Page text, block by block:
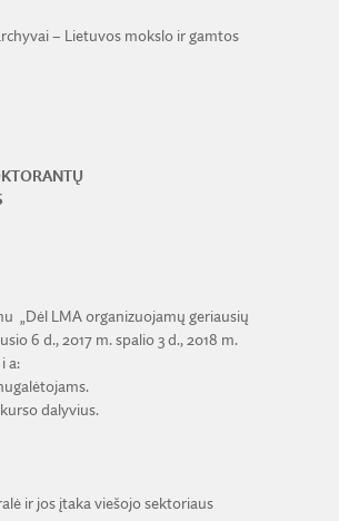
– Lietuvos mokslo ir gamtos
„Dėl LMA organizuojamų geriausių
6 d., 2017 m. spalio 3 d., 2018 m.
a:
dalyvius.
ir jos įtaka viešojo sektoriaus